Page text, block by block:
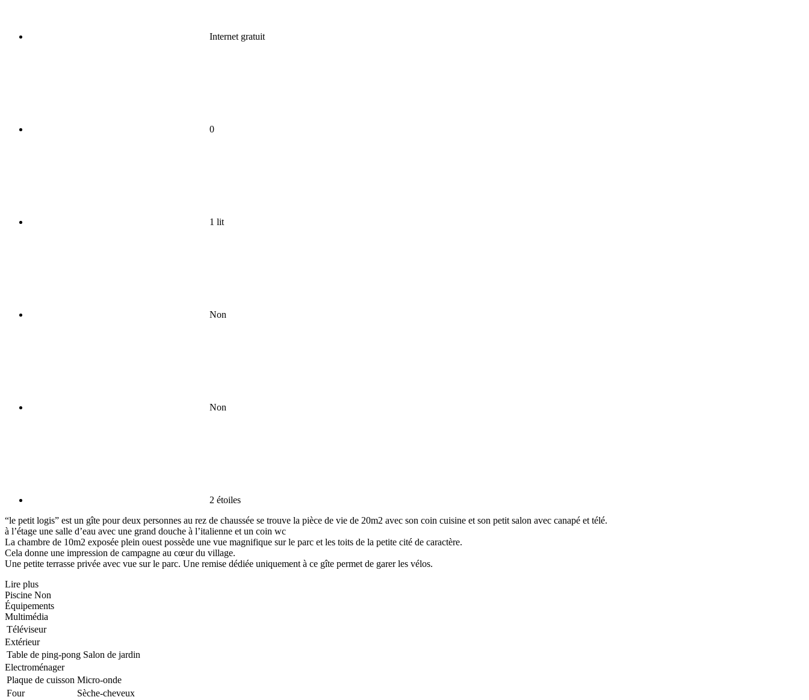
Internet gratuit
0
1 lit
Non
Non
2 étoiles
“le petit logis” est un gîte pour deux personnes au rez de chaussée se trouve la pièce de vie de 20m2 avec son coin cuisine et son petit salon avec canapé et télé.
à l’étage une salle d’eau avec une grand douche à l’italienne et un coin wc
La chambre de 10m2 exposée plein ouest possède une vue magnifique sur le parc et les toits de la petite cité de caractère.
Cela donne une impression de campagne au cœur du village.
Une petite terrasse privée avec vue sur le parc. Une remise dédiée uniquement à ce gîte permet de garer les vélos.
Lire plus
Piscine Non
Équipements
Multimédia
Téléviseur
Extérieur
Table de ping-pong Salon de jardin
Electroménager
Plaque de cuisson Micro-onde
Four
Sèche-cheveux